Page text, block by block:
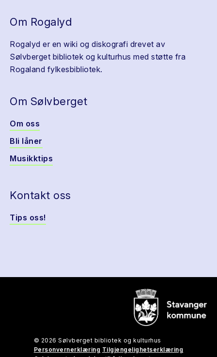
Om Rogalyd
Rogalyd er en wiki og diskografi drevet av
Sølvberget bibliotek og kulturhus med støtte fra
Rogaland fylkesbibliotek.
Om Sølvberget
Om oss
Bli låner
Musikktips
Kontakt oss
Tips oss!
© 2026 Sølvberget bibliotek og kulturhus
Personvernerklæring Tilgjengelighetserklæring